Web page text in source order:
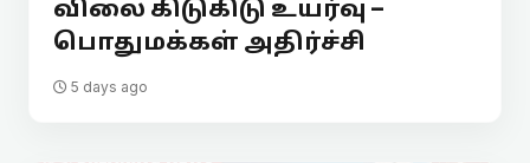
விலை கிடுகிடு உயர்வு –
பொதுமக்கள் அதிர்ச்சி
5 days ago